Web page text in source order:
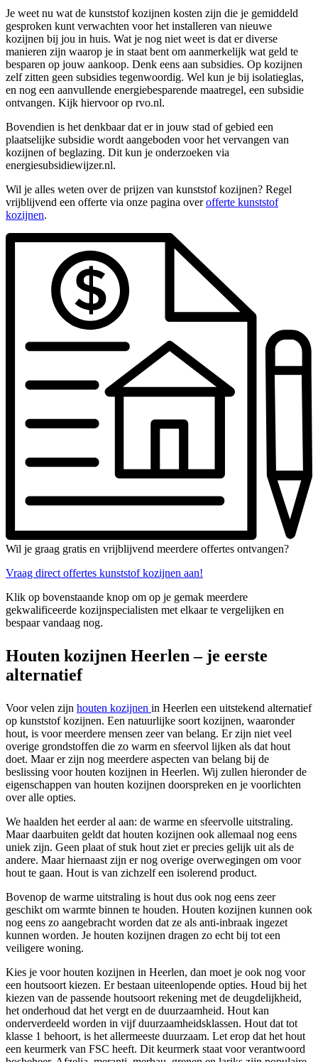
Je weet nu wat de kunststof kozijnen kosten zijn die je gemiddeld
gesproken kunt verwachten voor het installeren van nieuwe
kozijnen bij jou in huis. Wat je nog niet weet is dat er diverse
manieren zijn waarop je in staat bent om aanmerkelijk wat geld te
besparen op jouw aankoop. Denk eens aan subsidies. Op kozijnen
zelf zitten geen subsidies tegenwoordig. Wel kun je bij isolatieglas,
en nog een aanvullende energiebesparende maatregel, een subsidie
ontvangen. Kijk hiervoor op rvo.nl.
Bovendien is het denkbaar dat er in jouw stad of gebied een
plaatselijke subsidie wordt aangeboden voor het vervangen van
kozijnen of beglazing. Dit kun je onderzoeken via
energiesubsidiewijzer.nl.
Wil je alles weten over de prijzen van kunststof kozijnen? Regel
vrijblijvend een offerte via onze pagina overofferte kunststof
kozijnen.
Wil je graag gratis en vrijblijvend meerdere offertes ontvangen?
Vraag direct offertes kunststof kozijnen aan!
Klik op bovenstaande knop om op je gemak meerdere
gekwalificeerde kozijnspecialisten met elkaar te vergelijken en
bespaar vandaag nog.
Houten kozijnen Heerlen – je eerste
alternatief
Voor velen zijn houten kozijnen in Heerlen een uitstekend alternatief
op kunststof kozijnen. Een natuurlijke soort kozijnen, waaronder
hout, is voor meerdere mensen zeer van belang. Er zijn niet veel
overige grondstoffen die zo warm en sfeervol lijken als dat hout
doet. Maar er zijn nog meerdere aspecten van belang bij de
beslissing voor houten kozijnen in Heerlen. Wij zullen hieronder de
eigenschappen van houten kozijnen doorspreken en je voorlichten
over alle opties.
We haalden het eerder al aan: de warme en sfeervolle uitstraling.
Maar daarbuiten geldt dat houten kozijnen ook allemaal nog eens
uniek zijn. Geen plaat of stuk hout ziet er precies gelijk uit als de
andere. Maar hiernaast zijn er nog overige overwegingen om voor
hout te gaan. Hout is van zichzelf een isolerend product.
Bovenop de warme uitstraling is hout dus ook nog eens zeer
geschikt om warmte binnen te houden. Houten kozijnen kunnen ook
nog eens zo aangebracht worden dat ze als anti-inbraak ingezet
kunnen worden. Je houten kozijnen dragen zo echt bij tot een
veiligere woning.
Kies je voor houten kozijnen in Heerlen, dan moet je ook nog voor
een houtsoort kiezen. Er bestaan uiteenlopende opties. Houd bij het
kiezen van de passende houtsoort rekening met de deugdelijkheid,
het onderhoud dat het vergt en de duurzaamheid. Hout kan
onderverdeeld worden in vijf duurzaamheidsklassen. Hout dat tot
klasse 1 behoort, is het allermeeste duurzaam. Let erop dat het hout
een keurmerk van FSC heeft. Dit keurmerk staat voor verantwoord